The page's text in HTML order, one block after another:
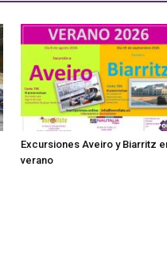
Excursiones Aveiro y Biarritz
verano